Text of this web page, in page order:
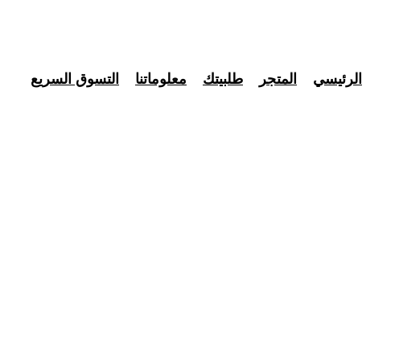
الرئيسي المتجر طلبيتك معلوماتنا التسوق السريع